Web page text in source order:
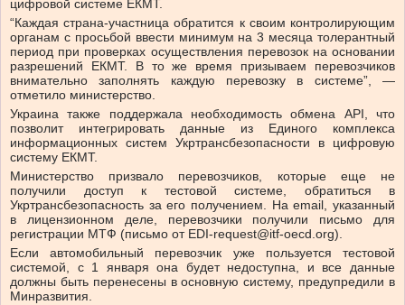
цифровой системе ЕКМТ.
“Каждая страна-участница обратится к своим контролирующим
органам с просьбой ввести минимум на 3 месяца толерантный
период при проверках осуществления перевозок на основании
разрешений ЕКМТ. В то же время призываем перевозчиков
внимательно заполнять каждую перевозку в системе”, —
отметило министерство.
Украина также поддержала необходимость обмена API, что
позволит интегрировать данные из Единого комплекса
информационных систем Укртрансбезопасности в цифровую
систему ЕКМТ.
Министерство призвало перевозчиков, которые еще не
получили доступ к тестовой системе, обратиться в
Укртрансбезопасность за его получением. На email, указанный
в лицензионном деле, перевозчики получили письмо для
регистрации МТФ (письмо от EDI-request@itf-oecd.org).
Если автомобильный перевозчик уже пользуется тестовой
системой, с 1 января она будет недоступна, и все данные
должны быть перенесены в основную систему, предупредили в
Минразвития.